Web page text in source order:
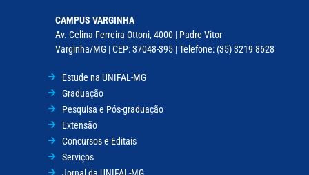
CAMPUS VARGINHA
Av. Celina Ferreira Ottoni, 4000 | Padre Vitor
Varginha/MG | CEP: 37048-395 | Telefone: (35) 3219 8628
Estude na UNIFAL-MG
Graduação
Pesquisa e Pós-graduação
Extensão
Concursos e Editais
Serviços
Jornal da UNIFAL-MG